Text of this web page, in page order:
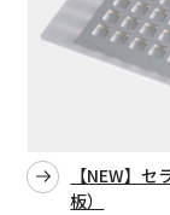
【NEW】
板）